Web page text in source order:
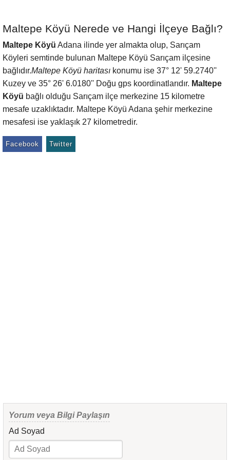
Maltepe Köyü Nerede ve Hangi İlçeye Bağlı?
Maltepe Köyü Adana ilinde yer almakta olup, Sarıçam
Köyleri semtinde bulunan Maltepe Köyü Sarıçam ilçesine
bağlıdır.Maltepe Köyü haritası konumu ise 37° 12' 59.2740''
Kuzey ve 35° 26' 6.0180'' Doğu gps koordinatlarıdır. Maltepe
Köyü bağlı olduğu Sarıçam ilçe merkezine 15 kilometre
mesafe uzaklıktadır. Maltepe Köyü Adana şehir merkezine
mesafesi ise yaklaşık 27 kilometredir.
Facebook Twitter
Yorum veya Bilgi Paylaşın
Ad Soyad